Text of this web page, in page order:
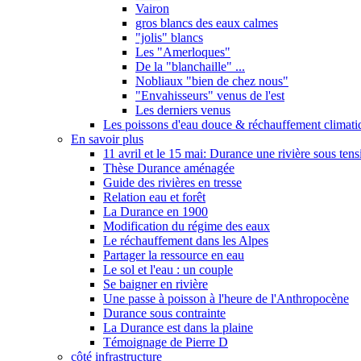
Vairon
gros blancs des eaux calmes
"jolis" blancs
Les "Amerloques"
De la "blanchaille" ...
Nobliaux "bien de chez nous"
"Envahisseurs" venus de l'est
Les derniers venus
Les poissons d'eau douce & réchauffement
En savoir plus
11 avril et le 15 mai: Durance une rivière sous
Thèse Durance aménagée
Guide des rivières en tresse
Relation eau et forêt
La Durance en 1900
Modification du régime des eaux
Le réchauffement dans les Alpes
Partager la ressource en eau
Le sol et l'eau : un couple
Se baigner en rivière
Une passe à poisson à l'heure de l'Anthropocène
Durance sous contrainte
La Durance est dans la plaine
Témoignage de Pierre D
côté infrastructure